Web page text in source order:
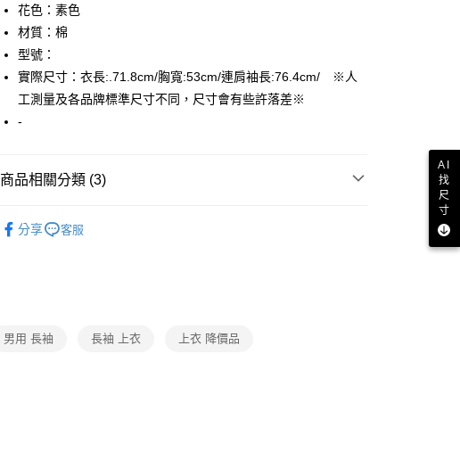
【關於「AFTEE先享後付」】
AFTEE先享後付是「在收到商品之後才付款」的支付方式。 讓您購物簡單
便利好安心！
１．簡單：不需註冊會員、不需綁卡、不需儲值。
２．便利：只要手機號碼，簡訊認證，即可結帳。
【「AFTEE先享後付」結帳流程】
３．收到繳費通知簡訊後14天內，點擊此簡訊中的連結，可透過四大超商
絡購買商品的店家。未經商家同意取消之訂單仍視為有效，需透過AFTEE
１．透過由恩沛科技股份有限公司提供之「AFTEE先享後付」服務完成之
運送方式
全家取貨付款
免運費
免運費
花色：素色
材質：棉
型號：
實際尺寸：衣長:.71.8cm/胸寬:53cm/連肩袖長:76.4cm/ ※人
工測量及各品牌標準尺寸不同，尺寸會有些許落差※
-
商品相關分類 (3)
分享 客服
男用 長袖 長袖 上衣 上衣 降價品
AI
找
尺
寸